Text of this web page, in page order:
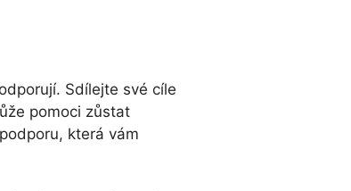
Sdílejte své cíle
pomoci zůstat
která vám